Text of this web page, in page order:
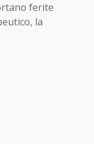
ferite
la